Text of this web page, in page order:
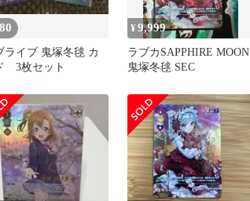
ライブ 鬼塚冬毬 カ
3枚セット
¥9,999
ラブカSAPPHIRE MOON
鬼塚冬毬 SEC